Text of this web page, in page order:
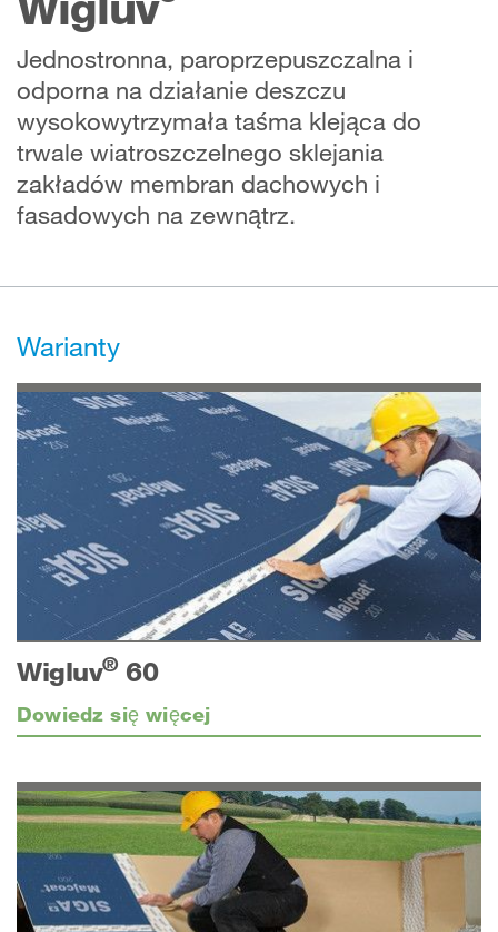
Jednostronna, paroprzepuszczalna i
odporna na działanie deszczu
wysokowytrzymała taśma klejąca do
trwale wiatroszczelnego sklejania
zakładów membran dachowych i
fasadowych na zewnątrz.
Warianty
Wigluv®60
Dowiedz się więcej